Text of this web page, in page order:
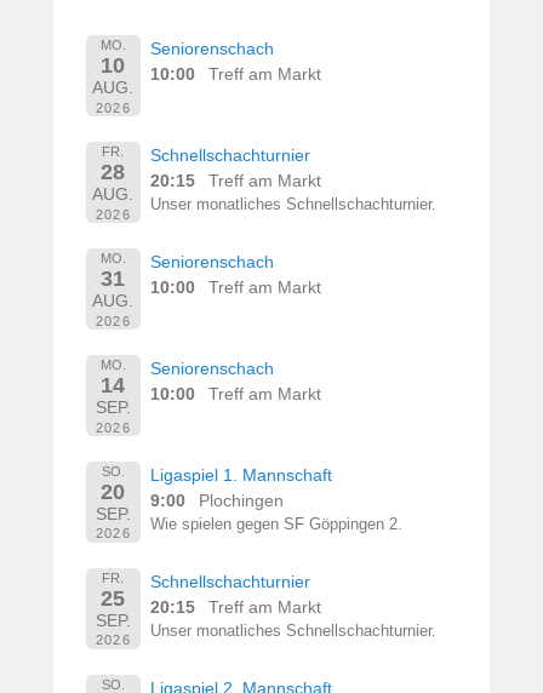
MO.
10
AUG.
2026
Seniorenschach
10:00
Treff am Markt
FR.
28
AUG.
2026
Schnellschachturnier
20:15
Treff am Markt
Unser monatliches Schnellschachturnier.
MO.
31
AUG.
2026
Seniorenschach
10:00
Treff am Markt
MO.
14
SEP.
2026
Seniorenschach
10:00
Treff am Markt
SO.
20
SEP.
2026
Ligaspiel 1. Mannschaft
9:00
Plochingen
Wie spielen gegen SF Göppingen 2.
FR.
25
SEP.
2026
Schnellschachturnier
20:15
Treff am Markt
Unser monatliches Schnellschachturnier.
SO. Ligaspiel 2. Mannschaft